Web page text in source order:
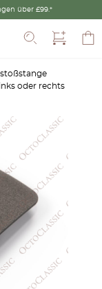
über £99.*Suche
oder rechts